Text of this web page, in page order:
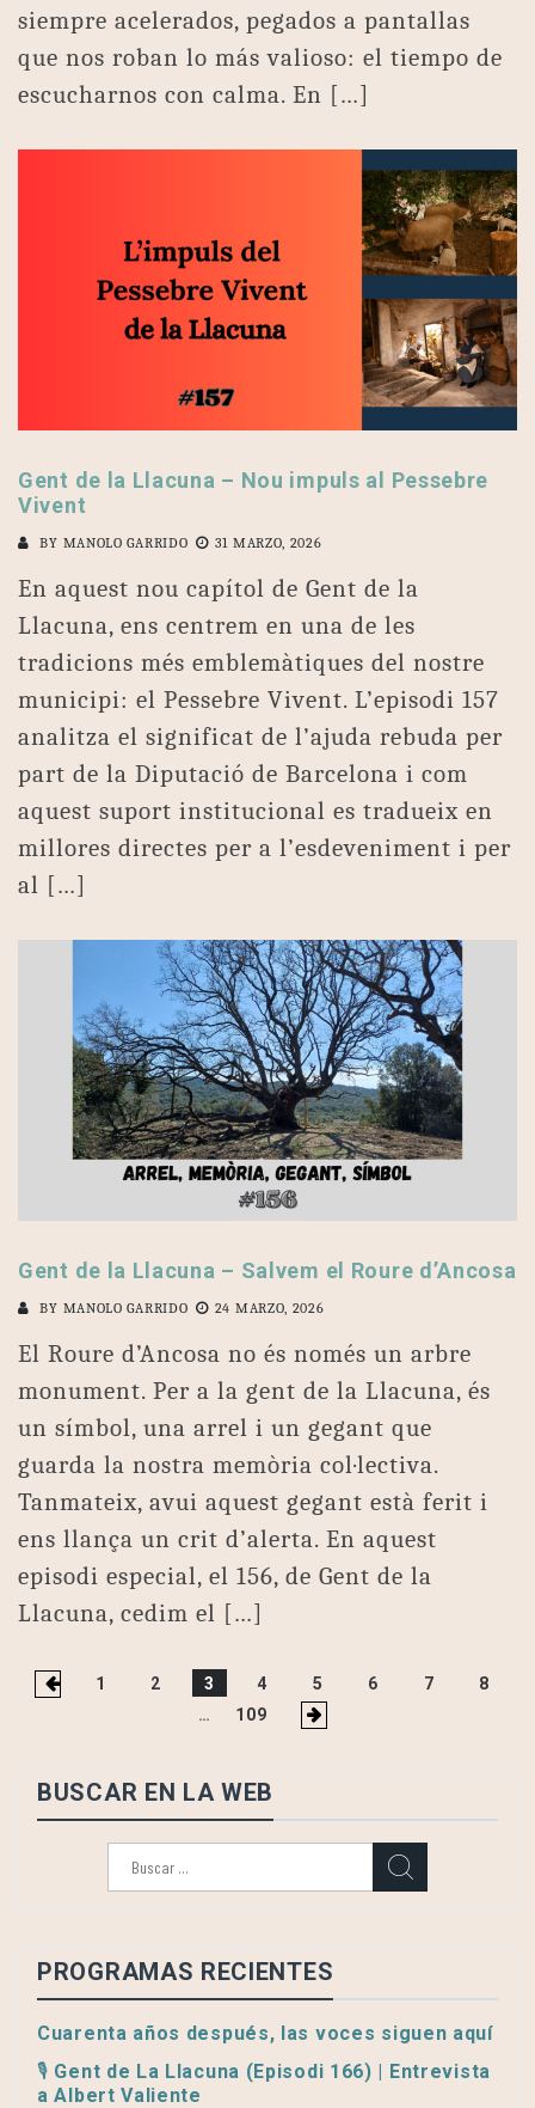
siempre acelerados, pegados a pantallas
que nos roban lo más valioso: el tiempo de
escucharnos con calma. En […]
Gent de la Llacuna – Nou impuls al Pessebre
Vivent
BY MANOLO GARRIDO 31 MARZO, 2026
En aquest nou capítol de Gent de la
Llacuna, ens centrem en una de les
tradicions més emblemàtiques del nostre
municipi: el Pessebre Vivent. L’episodi 157
analitza el significat de l’ajuda rebuda per
part de la Diputació de Barcelona i com
aquest suport institucional es tradueix en
millores directes per a l’esdeveniment i per
al […]
Gent de la Llacuna – Salvem el Roure d’Ancosa
BY MANOLO GARRIDO 24 MARZO, 2026
El Roure d’Ancosa no és només un arbre
monument. Per a la gent de la Llacuna, és
un símbol, una arrel i un gegant que
guarda la nostra memòria col·lectiva.
Tanmateix, avui aquest gegant està ferit i
ens llança un crit d’alerta. En aquest
episodi especial, el 156, de Gent de la
Llacuna, cedim el […]
Paginación
1 2 3 4 5 6 7
8
…
109
BUSCAR EN LA WEB
PROGRAMAS RECIENTES
Cuarenta años después, las voces siguen aquí
🎙️ Gent de La Llacuna (Episodi 166) | Entrevista
a Albert Valiente